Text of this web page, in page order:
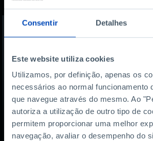
Consentir Detalhes
Este website utiliza cookies
Utilizamos, por definição, apenas os
necessários ao normal funcionamento
que navegue através do mesmo. Ao
autoriza a utilização de outro tipo de
permitem proporcionar uma melhor
navegação, avaliar o desempenho do